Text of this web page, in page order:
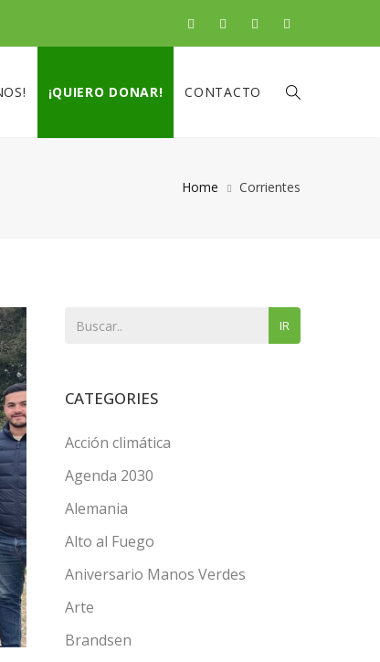
¡QUIERO DONAR! CONTACTO
Home Corrientes
IR
CATEGORIES
Acción climática
Agenda 2030
Alemania
Alto al Fuego
Aniversario Manos Verdes
Arte
Brandsen